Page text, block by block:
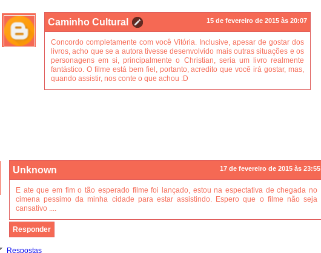
Caminho Cultural 15 de fevereiro de 2015 às 20:07
Concordo completamente com você Vitória. Inclusive, apesar de gostar dos
livros, acho que se a autora tivesse desenvolvido mais outras situações e os
personagens em si, principalmente o Christian, seria um livro realmente
fantástico. O filme está bem fiel, portanto, acredito que você irá gostar, mas,
quando assistir, nos conte o que achou :D
Unknown 17 de fevereiro de 2015 às 23:55
E ate que em fim o tão esperado filme foi lançado, estou na espectativa de chegada no
cimena pessimo da minha cidade para estar assistindo. Espero que o filme não seja
cansativo ....
Responder
Respostas